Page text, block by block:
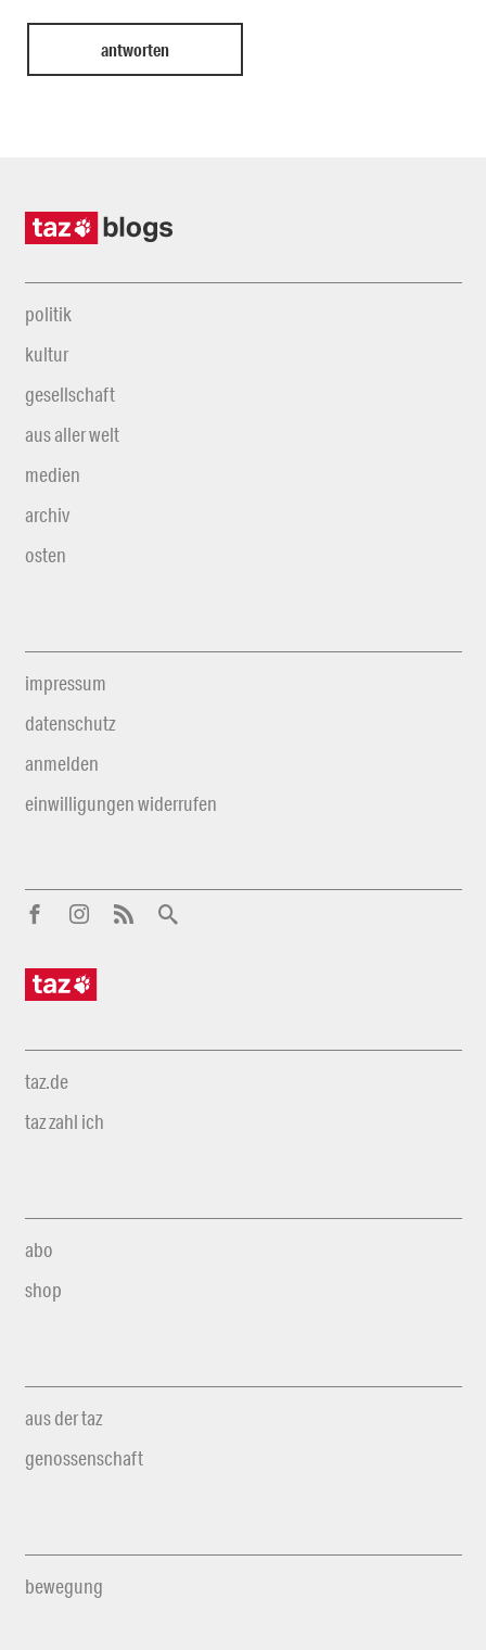
politik
kultur
gesellschaft
aus aller welt
medien
archiv
osten
impressum
datenschutz
anmelden
einwilligungen widerrufen
taz.de
taz zahl ich
abo
shop
aus der taz
genossenschaft
bewegung